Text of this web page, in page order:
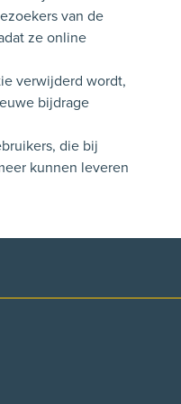
van de
ze online
verwijderd wordt,
bijdrage
die bij
kunnen leveren